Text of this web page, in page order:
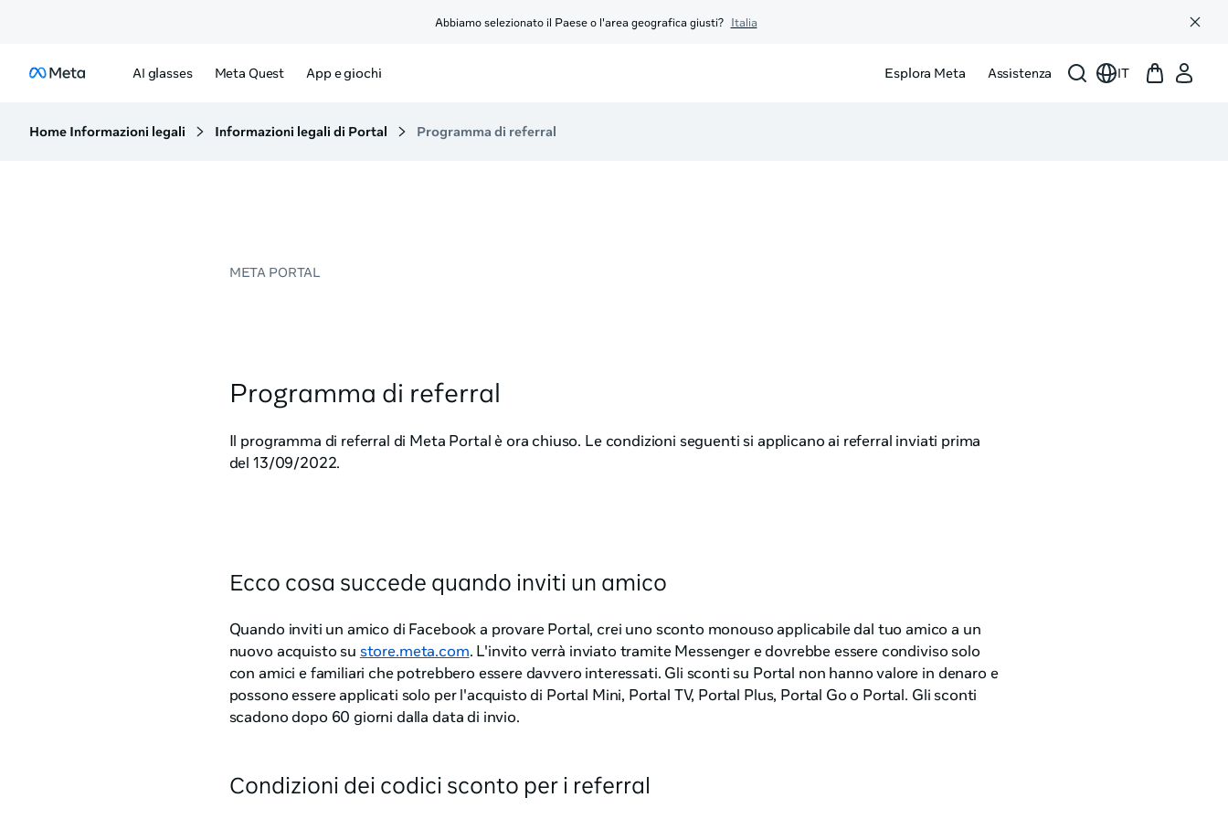
Abbiamo selezionato il Paese o l'area geografica giusti? Italia
AI glasses Meta Quest App e giochi Esplora Meta Assistenza IT
Home Informazioni legali Informazioni legali di Portal Programma di referral
META PORTAL
Programma di referral
Il programma di referral di Meta Portal è ora chiuso. Le condizioni seguenti si applicano ai referral inviati prima
del 13/09/2022.
Ecco cosa succede quando inviti un amico
Quando inviti un amico di Facebook a provare Portal, crei uno sconto monouso applicabile dal tuo amico a un
nuovo acquisto su store.meta.com. L'invito verrà inviato tramite Messenger e dovrebbe essere condiviso solo
con amici e familiari che potrebbero essere davvero interessati. Gli sconti su Portal non hanno valore in denaro e
possono essere applicati solo per l'acquisto di Portal Mini, Portal TV, Portal Plus, Portal Go o Portal. Gli sconti
scadono dopo 60 giorni dalla data di invio.
Condizioni dei codici sconto per i referral